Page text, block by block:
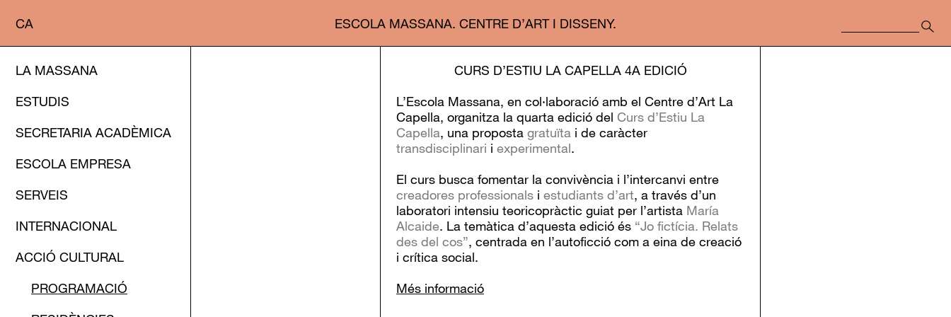
CA ESCOLA MASSANA. CENTRE D’ART I DISSENY.
LA MASSANA
ESTUDIS
SECRETARIA ACADÈMICA
ESCOLA EMPRESA
SERVEIS
INTERNACIONAL
ACCIÓ CULTURAL
PROGRAMACIÓ
CURS D’ESTIU LA CAPELLA 4A EDICIÓ
L’Escola Massana, en col·laboració amb el Centre d’Art La
Capella, organitza la quarta edició del Curs d’Estiu La
Capella, una proposta gratuïta i de caràcter
transdisciplinari i experimental.
El curs busca fomentar la convivència i l’intercanvi entre
creadores professionalsi estudiants d’art, a través d’un
laboratori intensiu teoricopràctic guiat per l’artista María
Alcaide. La temàtica d’aquesta edició és “Jo fictícia. Relats
des del cos”, centrada en l’autoficció com a eina de creació
i crítica social.
Més informació